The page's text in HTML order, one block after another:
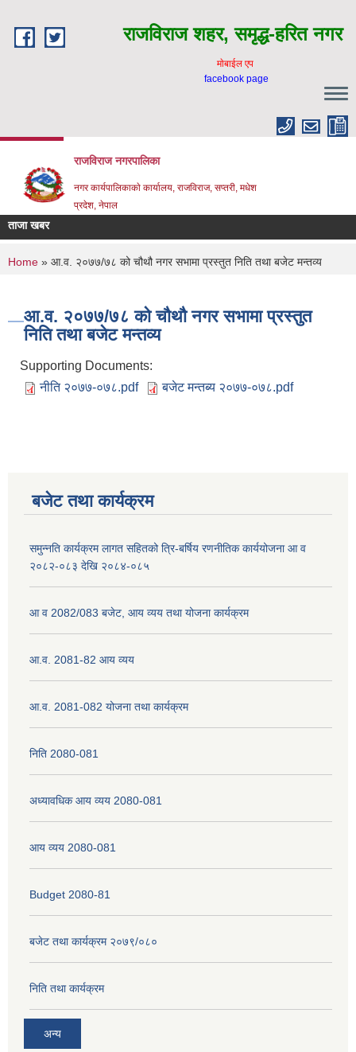
राजविराज शहर, समृद्ध-हरित नगर
माेबाईल एप
facebook page
राजविराज नगरपालिका
नगर कार्यपालिकाकाे कार्यालय, राजविराज, सप्तरी, मधेश
प्रदेश, नेपाल
ताजा खबर
You are here
Home » आ.व. २०७७/७८ को चौथौ नगर सभामा प्रस्तुत निति तथा बजेट मन्तव्य
आ.व. २०७७/७८ को चौथौ नगर सभामा प्रस्तुत
निति तथा बजेट मन्तव्य
Supporting Documents:
नीति २०७७-०७८.pdf
बजेट मन्तब्य २०७७-०७८.pdf
बजेट तथा कार्यक्रम
समुन्नति कार्यक्रम लागत सहितको त्रि-बर्षिय रणनीतिक कार्ययोजना आ व
२०८२-०८३ देखि २०८४-०८५
आ व 2082/083 बजेट, आय व्यय तथा योजना कार्यक्रम
आ.व. 2081-82 आय व्यय
आ.व. 2081-082 योजना तथा कार्यक्रम
निति 2080-081
अध्यावधिक आय व्यय 2080-081
आय व्यय 2080-081
Budget 2080-81
बजेट तथा कार्यक्रम २०७९/०८०
निति तथा कार्यक्रम
अन्य